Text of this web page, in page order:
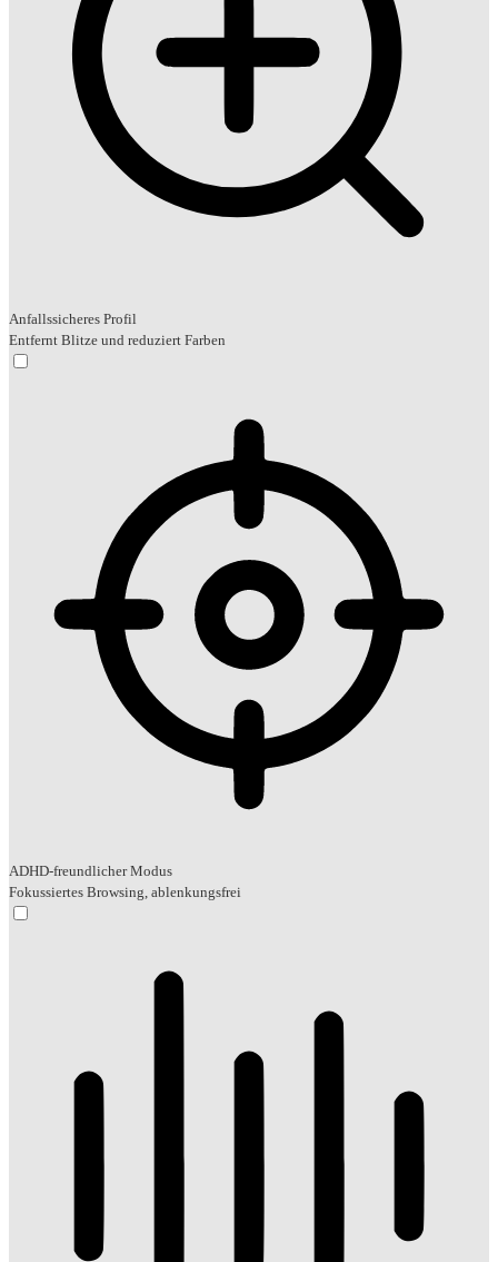
Anfallssicheres Profil
Entfernt Blitze und reduziert Farben
ADHD-freundlicher Modus
Fokussiertes Browsing, ablenkungsfrei